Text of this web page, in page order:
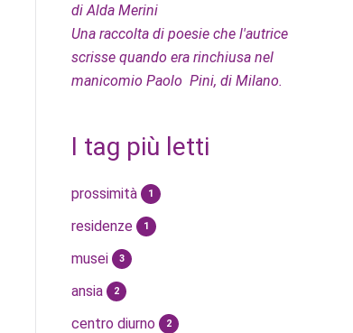
di Alda Merini
Una raccolta di poesie che l'autrice
scrisse quando era rinchiusa nel
manicomio Paolo Pini, di Milano.
I tag più letti
prossimità 1
residenze 1
musei 3
ansia 2
centro diurno 2